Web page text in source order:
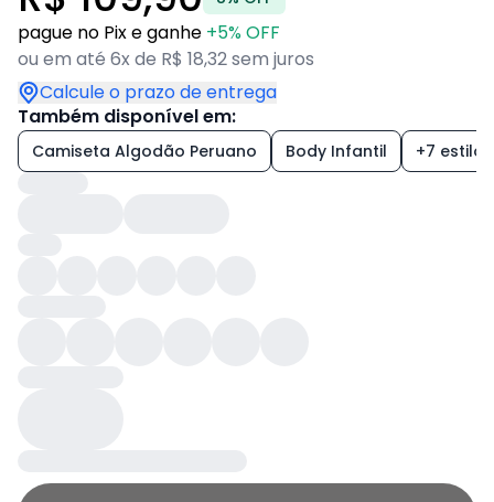
pague no Pix e ganhe +5% OFF
ou em até 6x de R$ 18,32 sem juros
Calcule o prazo de entrega
Também disponível em:
Camiseta Algodão Peruano Body Infantil +7 estilos